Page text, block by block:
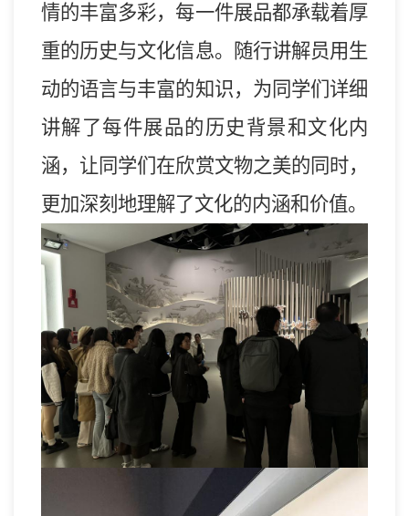
情的丰富多彩，每一件展品都承载着厚
重的历史与文化信息。
随行讲解员用生
动的语言与丰富的知识，为同学们详细
讲解了每件展品的历史背景和文化内
涵，让同学们在欣赏文物之美的同时，
更加深刻地理解了文化的内涵和价值。